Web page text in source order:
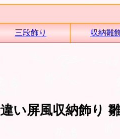
三段飾り 収納雛
い屏風収納飾り